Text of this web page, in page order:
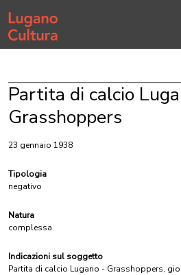
Home page
Partita di calcio
Grasshoppers
23 gennaio 1938
Tipologia
negativo
Natura
complessa
Indicazioni sul soggetto
Partita di calcio Lugano - Grasshoppers,